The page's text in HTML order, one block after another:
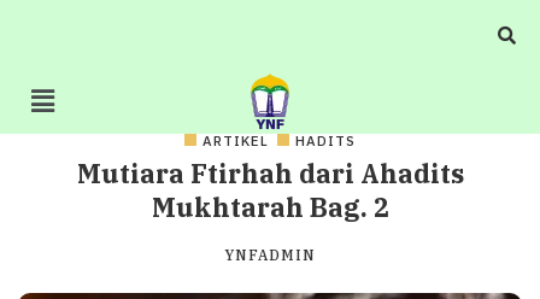
ARTIKEL HADITS
Mutiara Ftirhah dari Ahadits
Mukhtarah Bag. 2
YNFADMIN